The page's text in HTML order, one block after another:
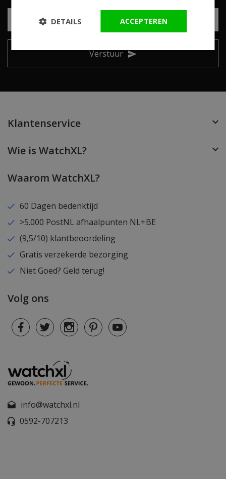
Verstuur
Klantenservice
Wie is WatchXL?
Waarom WatchXL?
60 Dagen bedenktijd
>5.000 PostNL afhaalpunten NL+BE
(9,5/10) klantbeoordeling
Gratis verzekerde bezorging
Niet Goed? Geld terug!
Volg ons
info@watchxl.nl
0592-707213
ACCEPTEREN
DETAILS